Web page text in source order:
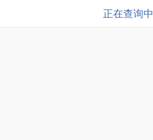
正在查询中